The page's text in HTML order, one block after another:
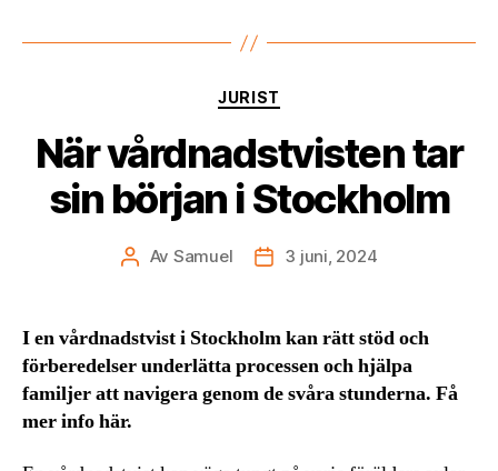
Kategorier
JURIST
När vårdnadstvisten tar
sin början i Stockholm
Inläggsförfattare
Av Samuel Inläggsdatum
3 juni, 2024
I en vårdnadstvist i Stockholm kan rätt stöd och
förberedelser underlätta processen och hjälpa
familjer att navigera genom de svåra stunderna. Få
mer info här.